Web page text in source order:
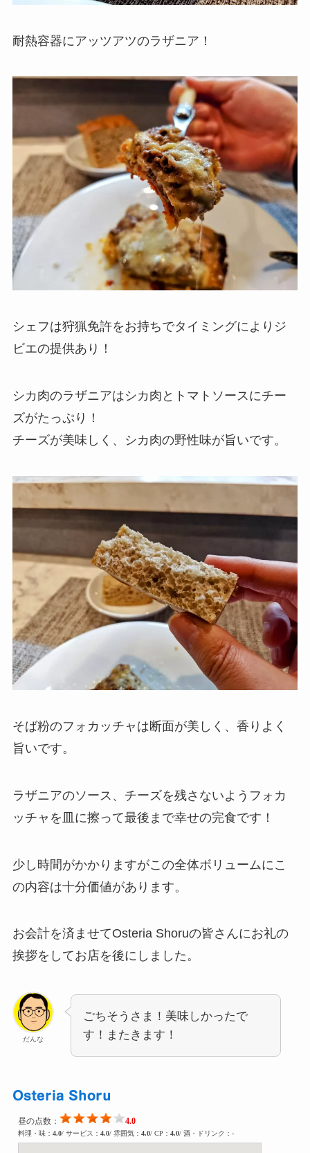
耐熱容器にアッツアツのラザニア！
シェフは狩猟免許をお持ちでタイミングによりジ
ビエの提供あり！
シカ肉のラザニアはシカ肉とトマトソースにチー
ズがたっぷり！
チーズが美味しく、シカ肉の野性味が旨いです。
そば粉のフォカッチャは断面が美しく、香りよく
旨いです。
ラザニアのソース、チーズを残さないようフォカ
ッチャを皿に擦って最後まで幸せの完食です！
少し時間がかかりますがこの全体ボリュームにこ
の内容は十分価値があります。
お会計を済ませてOsteria Shoruの皆さんにお礼の
挨拶をしてお店を後にしました。
だんな
ごちそうさま！美味しかったで
す！またきます！
Osteria Shoru